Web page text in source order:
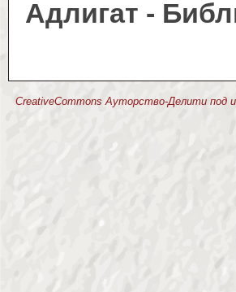
Адлигат -
CreativeCommons Ауторство-Делити под